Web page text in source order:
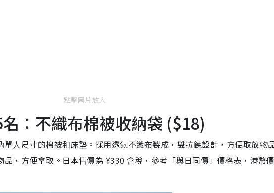
點擊圖片放大
：不織布棉被收納袋 ($18)
人尺寸的棉被和床墊。採用透氣不織布製成，雙拉鍊設計，方便取放物
品，方便拿取。日本售價為 ¥330 含稅，參考「與日同價」價格表，港幣